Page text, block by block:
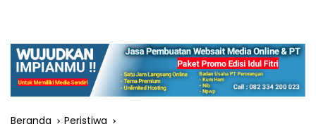
Beranda Peristiwa